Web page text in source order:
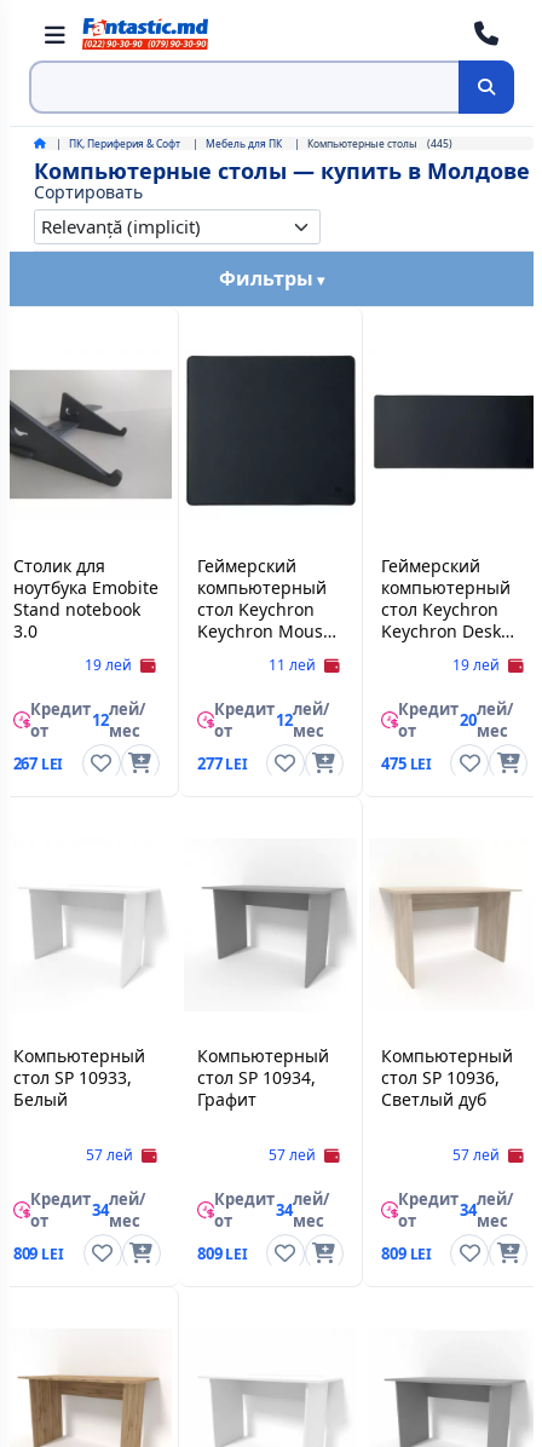
Поиск
ПК, Периферия & Софт Мебель для ПК Компьютерные столы (445)
Компьютерные столы — купить в Молдове
Сортировать
Фильтры
Столик для
ноутбука Emobite
Stand notebook
3.0
19 лей
Кредит
от
12лей/
мес
267
Геймерский
компьютерный
стол Keychron
Keychron Mouse
400 x 3 mm, MM-
11 лей
Кредит
от
12лей/
мес
277
Геймерский
компьютерный
стол Keychron
Keychron Desk
400 x 3 mm, DM-
19 лей
Кредит
от
20лей/
мес
475
Компьютерный
стол SP 10933,
Белый
57 лей
Кредит
от
34лей/
мес
809
Компьютерный
стол SP 10934,
Графит
57 лей
Кредит
от
34лей/
мес
809
Компьютерный
стол SP 10936,
Светлый дуб
57 лей
Кредит
от
34лей/
мес
809